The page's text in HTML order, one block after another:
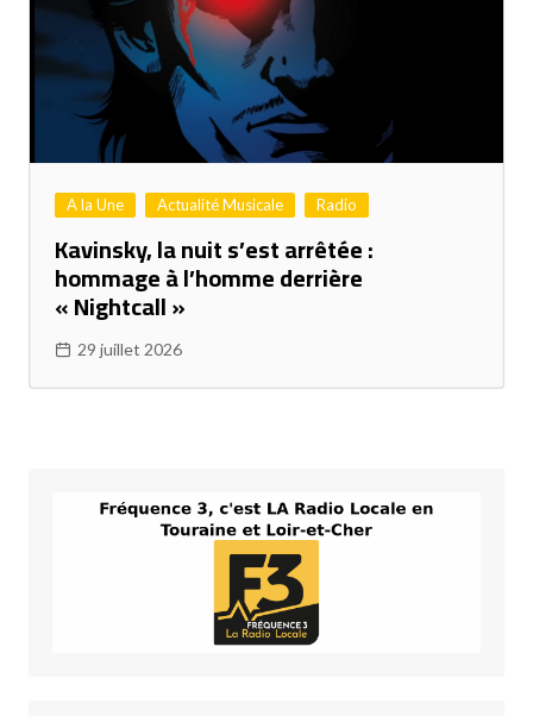
A la Une Actualité Musicale Radio
Kavinsky, la nuit s’est arrêtée :
hommage à l’homme derrière
« Nightcall »
29 juillet 2026